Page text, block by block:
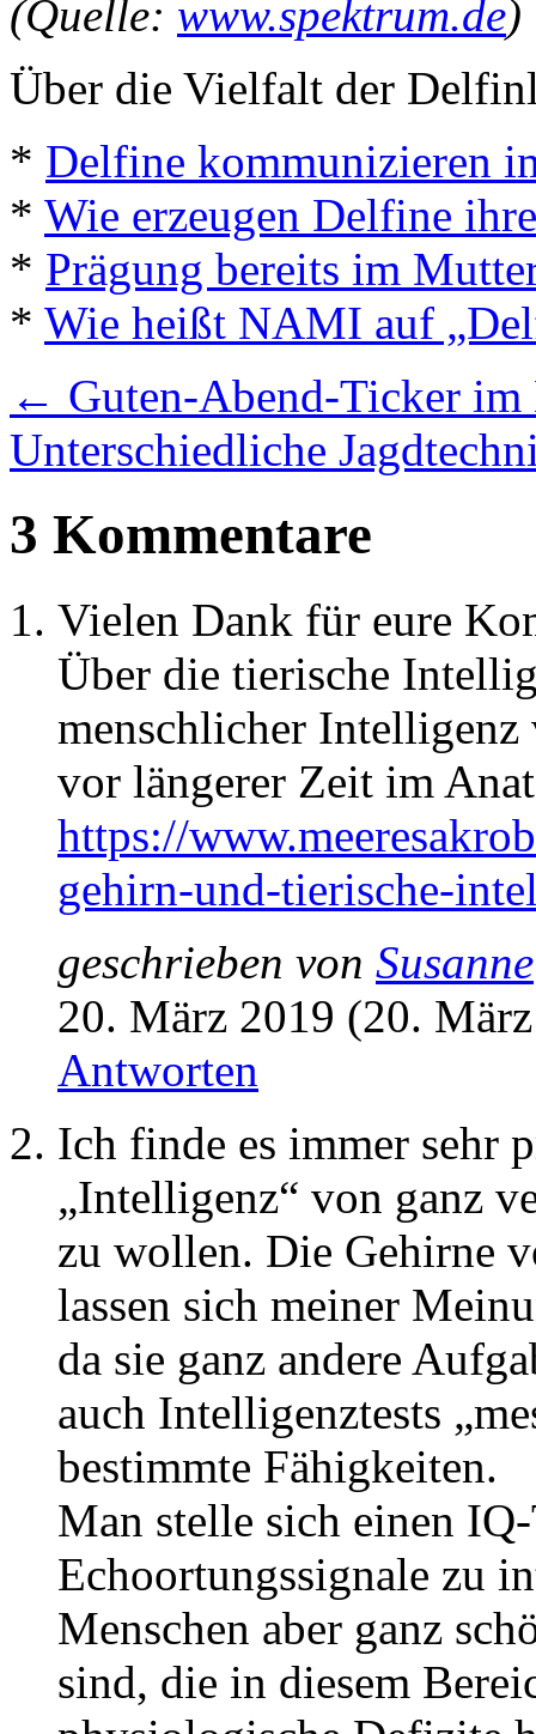
(Quelle: www.spektrum.de)
Über die Vielfalt der
* Delfine kommunizieren
* Wie erzeugen Delfine
* Prägung bereits im
* Wie heißt NAMI auf
← Guten-Abend-Ticker im
Unterschiedliche
3 Kommentare
Vielen Dank für eure
Über die tierische
menschlicher Intelligenz
vor längerer Zeit im
https://
gehirn-und-tierische-
geschrieben von Susanne
20. März 2019 (20.
Antworten
Ich finde es immer sehr
„Intelligenz“ von ganz
zu wollen. Die Gehirne
lassen sich meiner
da sie ganz andere
auch Intelligenztests
bestimmte Fähigkeiten.
Man stelle sich einen
Echoortungssignale zu
Menschen aber ganz
sind, die in diesem